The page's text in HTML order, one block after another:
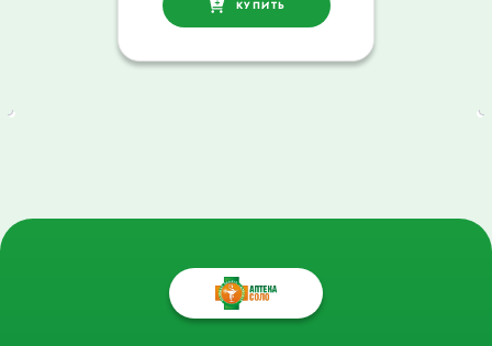
КУПИТЬ